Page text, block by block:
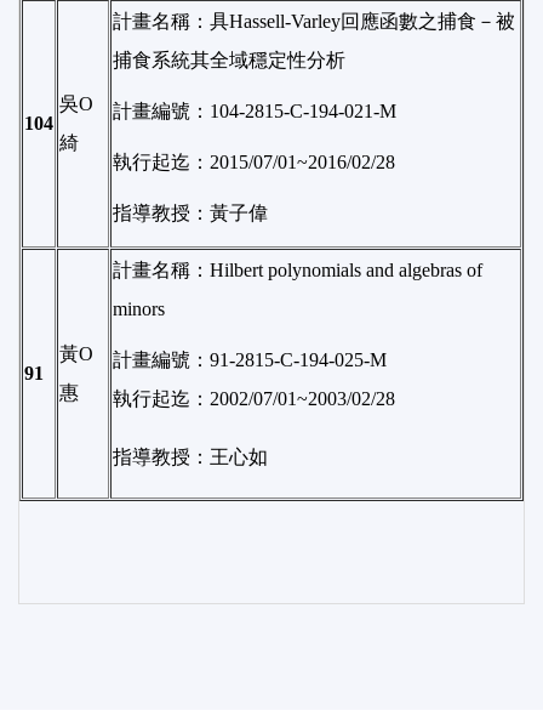
104
吳O
綺
計畫名稱：具Hassell-Varley回應函數之捕食－被
捕食系統其全域穩定性分析
計畫編號：104-2815-C-194-021-M
執行起迄：2015/07/01~2016/02/28
指導教授：黃子偉
91
黃O
惠
計畫名稱：Hilbert polynomials and algebras of
minors
計畫編號：91-2815-C-194-025-M
執行起迄：2002/07/01~2003/02/28
指導教授：王心如